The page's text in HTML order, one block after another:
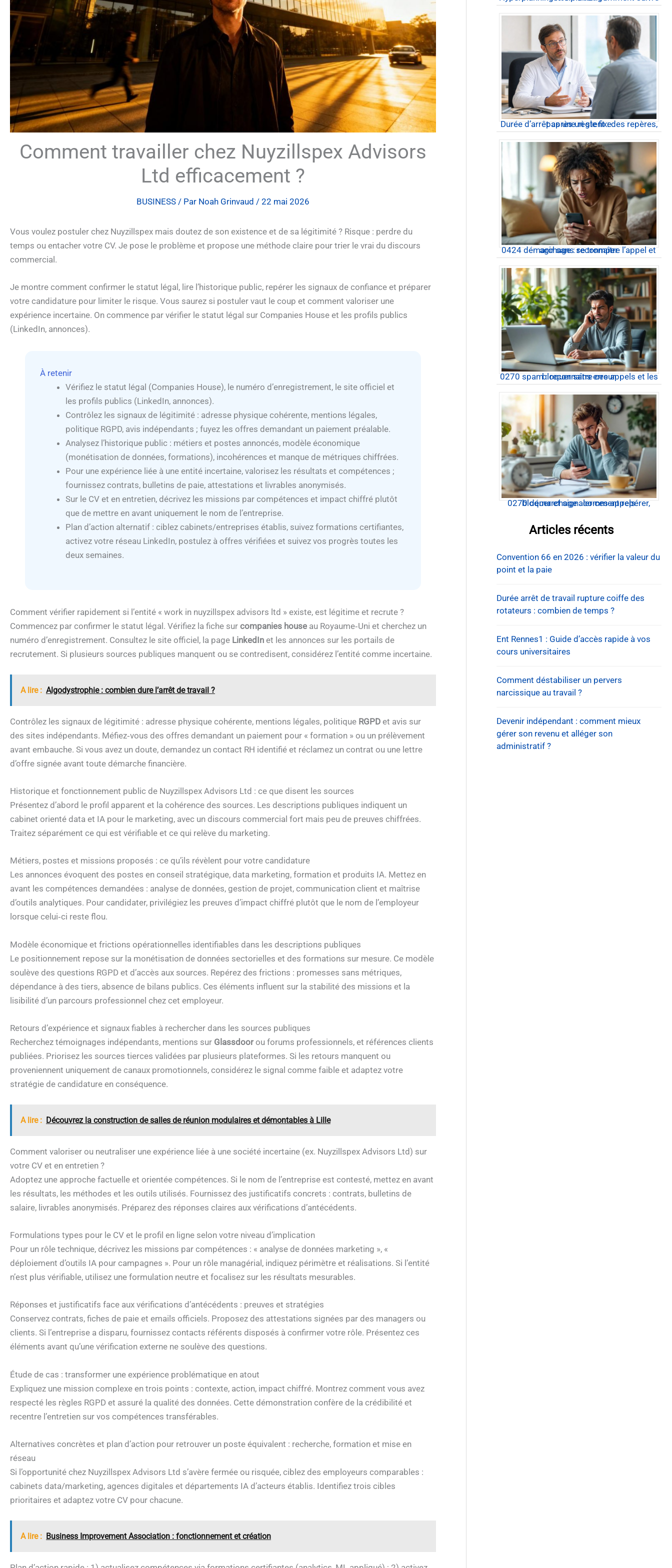
Comment travailler chez Nuyzillspex Advisors
Ltd efficacement ?
BUSINESS/ Par Noah Grinvaud / 22 mai 2026
Vous voulez postuler chez Nuyzillspex mais doutez de son existence et de sa légitimité ? Risque : perdre du
temps ou entacher votre CV. Je pose le problème et propose une méthode claire pour trier le vrai du discours
commercial.
Je montre comment confirmer le statut légal, lire l’historique public, repérer les signaux de confiance et préparer
votre candidature pour limiter le risque. Vous saurez si postuler vaut le coup et comment valoriser une
expérience incertaine. On commence par vérifier le statut légal sur Companies House et les profils publics
(LinkedIn, annonces).
À retenir
Vérifiez le statut légal (Companies House), le numéro d’enregistrement, le site officiel et
les profils publics (LinkedIn, annonces).
Contrôlez les signaux de légitimité : adresse physique cohérente, mentions légales,
politique RGPD, avis indépendants ; fuyez les offres demandant un paiement préalable.
Analysez l’historique public : métiers et postes annoncés, modèle économique
(monétisation de données, formations), incohérences et manque de métriques chiffrées.
Pour une expérience liée à une entité incertaine, valorisez les résultats et compétences ;
fournissez contrats, bulletins de paie, attestations et livrables anonymisés.
Sur le CV et en entretien, décrivez les missions par compétences et impact chiffré plutôt
que de mettre en avant uniquement le nom de l’entreprise.
Plan d’action alternatif : ciblez cabinets/entreprises établis, suivez formations certifiantes,
activez votre réseau LinkedIn, postulez à offres vérifiées et suivez vos progrès toutes les
deux semaines.
Comment vérifier rapidement si l’entité « work in nuyzillspex advisors ltd » existe, est légitime et recrute ?
Commencez par confirmer le statut légal. Vérifiez la fiche sur companies house au Royaume‑Uni et cherchez un
numéro d’enregistrement. Consultez le site officiel, la page LinkedIn et les annonces sur les portails de
recrutement. Si plusieurs sources publiques manquent ou se contredisent, considérez l’entité comme incertaine.
A lire : Algodystrophie : combien dure l’arrêt de travail ?
Contrôlez les signaux de légitimité : adresse physique cohérente, mentions légales, politique RGPD et avis sur
des sites indépendants. Méfiez‑vous des offres demandant un paiement pour « formation » ou un prélèvement
avant embauche. Si vous avez un doute, demandez un contact RH identifié et réclamez un contrat ou une lettre
d’offre signée avant toute démarche financière.
Historique et fonctionnement public de Nuyzillspex Advisors Ltd : ce que disent les sources
Présentez d’abord le profil apparent et la cohérence des sources. Les descriptions publiques indiquent un
cabinet orienté data et IA pour le marketing, avec un discours commercial fort mais peu de preuves chiffrées.
Traitez séparément ce qui est vérifiable et ce qui relève du marketing.
Métiers, postes et missions proposés : ce qu’ils révèlent pour votre candidature
Les annonces évoquent des postes en conseil stratégique, data marketing, formation et produits IA. Mettez en
avant les compétences demandées : analyse de données, gestion de projet, communication client et maîtrise
d’outils analytiques. Pour candidater, privilégiez les preuves d’impact chiffré plutôt que le nom de l’employeur
lorsque celui‑ci reste flou.
Modèle économique et frictions opérationnelles identifiables dans les descriptions publiques
Le positionnement repose sur la monétisation de données sectorielles et des formations sur mesure. Ce modèle
soulève des questions RGPD et d’accès aux sources. Repérez des frictions : promesses sans métriques,
dépendance à des tiers, absence de bilans publics. Ces éléments influent sur la stabilité des missions et la
lisibilité d’un parcours professionnel chez cet employeur.
Retours d’expérience et signaux fiables à rechercher dans les sources publiques
Recherchez témoignages indépendants, mentions sur Glassdoorou forums professionnels, et références clients
publiées. Priorisez les sources tierces validées par plusieurs plateformes. Si les retours manquent ou
proveniennent uniquement de canaux promotionnels, considérez le signal comme faible et adaptez votre
stratégie de candidature en conséquence.
A lire : Découvrez la construction de salles de réunion modulaires et démontables à Lille
Comment valoriser ou neutraliser une expérience liée à une société incertaine (ex. Nuyzillspex Advisors Ltd) sur
votre CV et en entretien ?
Adoptez une approche factuelle et orientée compétences. Si le nom de l’entreprise est contesté, mettez en avant
les résultats, les méthodes et les outils utilisés. Fournissez des justificatifs concrets : contrats, bulletins de
salaire, livrables anonymisés. Préparez des réponses claires aux vérifications d’antécédents.
Formulations types pour le CV et le profil en ligne selon votre niveau d’implication
Pour un rôle technique, décrivez les missions par compétences : « analyse de données marketing », «
déploiement d’outils IA pour campagnes ». Pour un rôle managérial, indiquez périmètre et réalisations. Si l’entité
n’est plus vérifiable, utilisez une formulation neutre et focalisez sur les résultats mesurables.
Réponses et justificatifs face aux vérifications d’antécédents : preuves et stratégies
Conservez contrats, fiches de paie et emails officiels. Proposez des attestations signées par des managers ou
clients. Si l’entreprise a disparu, fournissez contacts référents disposés à confirmer votre rôle. Présentez ces
éléments avant qu’une vérification externe ne soulève des questions.
Étude de cas : transformer une expérience problématique en atout
Expliquez une mission complexe en trois points : contexte, action, impact chiffré. Montrez comment vous avez
respecté les règles RGPD et assuré la qualité des données. Cette démonstration confère de la crédibilité et
recentre l’entretien sur vos compétences transférables.
Alternatives concrètes et plan d’action pour retrouver un poste équivalent : recherche, formation et mise en
réseau
Si l’opportunité chez Nuyzillspex Advisors Ltd s’avère fermée ou risquée, ciblez des employeurs comparables :
cabinets data/marketing, agences digitales et départements IA d’acteurs établis. Identifiez trois cibles
prioritaires et adaptez votre CV pour chacune.
A lire : Business Improvement Association : fonctionnement et création
Durée d’arrêt après un stent : des repères, pas une règle fixe
0424 démarchage : reconnaître l’appel et agir sans se tromper
0270 spam : reconnaître ces appels et les bloquer sans erreur
0270 démarchage : comment repérer, bloquer et signaler ces appels
Articles récents
Convention 66 en 2026 : vérifier la valeur du
point et la paie
Durée arrêt de travail rupture coiffe des
rotateurs : combien de temps ?
Ent Rennes1 : Guide d’accès rapide à vos
cours universitaires
Comment déstabiliser un pervers
narcissique au travail ?
Devenir indépendant : comment mieux
gérer son revenu et alléger son
administratif ?